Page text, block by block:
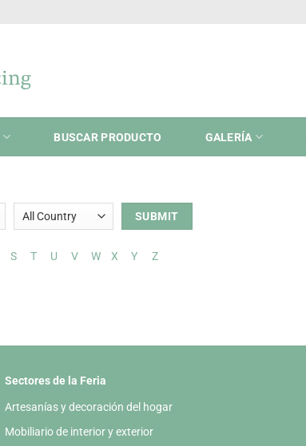
BUSCAR PRODUCTO GALERÍA
S T U V W X Y
Z
Sectores de la Feria
Artesanías y decoración del hogar
Mobiliario de interior y exterior